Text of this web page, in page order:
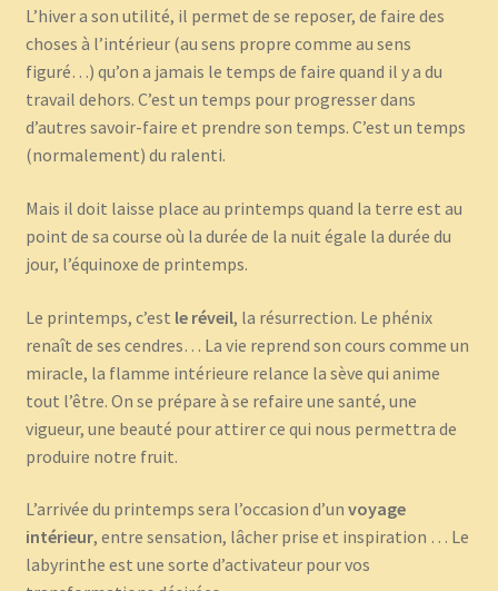
L’hiver a son utilité, il permet de se reposer, de faire des
choses à l’intérieur (au sens propre comme au sens
figuré…) qu’on a jamais le temps de faire quand il y a du
travail dehors. C’est un temps pour progresser dans
d’autres savoir-faire et prendre son temps. C’est un temps
(normalement) du ralenti.
Mais il doit laisse place au printemps quand la terre est au
point de sa course où la durée de la nuit égale la durée du
jour, l’équinoxe de printemps.
Le printemps, c’est le réveil, la résurrection. Le phénix
renaît de ses cendres… La vie reprend son cours comme un
miracle, la flamme intérieure relance la sève qui anime
tout l’être. On se prépare à se refaire une santé, une
vigueur, une beauté pour attirer ce qui nous permettra de
produire notre fruit.
L’arrivée du printemps sera l’occasion d’un voyage
intérieur, entre sensation, lâcher prise et inspiration … Le
labyrinthe est une sorte d’activateur pour vos